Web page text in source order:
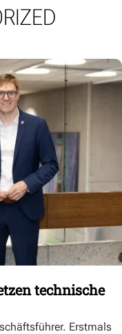
technische
Erstmals